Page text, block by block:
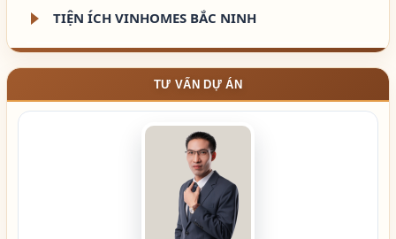
TIỆN ÍCH VINHOMES BẮC NINH
TƯ VẤN DỰ ÁN